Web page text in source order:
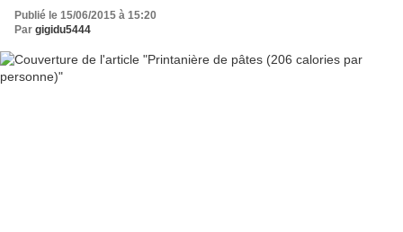
Publié le 15/06/2015 à 15:20
Par gigidu5444